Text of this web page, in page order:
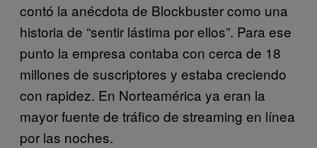
contó la anécdota de Blockbuster como una
historia de “sentir lástima por ellos”. Para ese
punto la empresa contaba con cerca de 18
millones de suscriptores y estaba creciendo
con rapidez. En Norteamérica ya eran la
mayor fuente de tráfico de streaming en línea
por las noches.